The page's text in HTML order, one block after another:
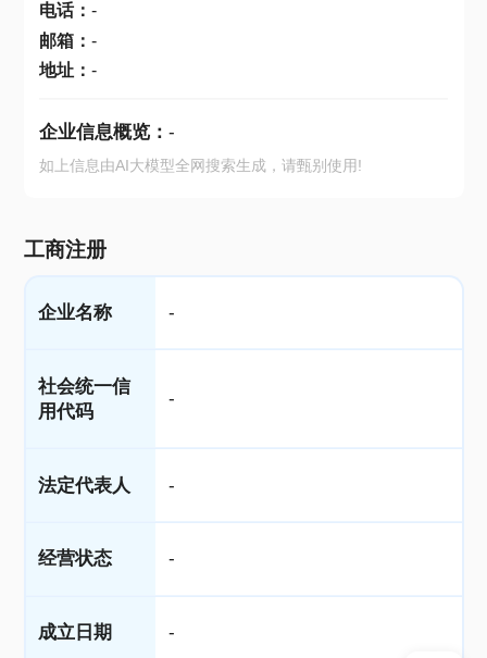
电话： -
邮箱： -
地址： -
企业信息概览： -
如上信息由AI大模型全网搜索生成，请甄别使用!
工商注册
企业名称 -
社会统一信
用代码
-
法定代表人 -
经营状态 -
成立日期 -